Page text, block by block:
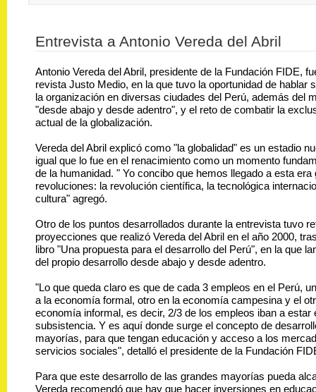
Entrevista a Antonio Vereda del Abril
Antonio Vereda del Abril, presidente de la Fundación FIDE,
revista Justo Medio, en la que tuvo la oportunidad de hablar
la organización en diversas ciudades del Perú, además del
"desde abajo y desde adentro", y el reto de combatir la
actual de la globalización.
Vereda del Abril explicó como "la globalidad" es un estadio
igual que lo fue en el renacimiento como un momento
de la humanidad. " Yo concibo que hemos llegado a esta
revoluciones: la revolución científica, la tecnológica
cultura" agregó.
Otro de los puntos desarrollados durante la entrevista tuvo
proyecciones que realizó Vereda del Abril en el año 2000,
libro "Una propuesta para el desarrollo del Perú", en la que
del propio desarrollo desde abajo y desde adentro.
"Lo que queda claro es que de cada 3 empleos en el Perú,
a la economía formal, otro en la economía campesina y el
economía informal, es decir, 2/3 de los empleos iban a estar
subsistencia. Y es aquí donde surge el concepto de
mayorías, para que tengan educación y acceso a los
servicios sociales", detalló el presidente de la Fundación
Para que este desarrollo de las grandes mayorías pueda
Vereda recomendó que hay que hacer inversiones en